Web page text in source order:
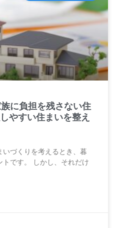
に負担を残さない住
やすい住まいを整え
づくりを考えるとき、暮
トです。 しかし、それだけ